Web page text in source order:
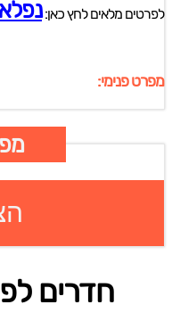
לפרטים מלאים לחץ כאן:
מפרט פנימי:
חדרים